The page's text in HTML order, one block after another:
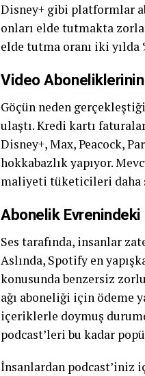
Disney+ gibi platformlar
onları elde tutmakta
elde tutma oranı iki yılda
Video
Göçün neden
ulaştı. Kredi kartı
Disney+, Max, Peacock,
hokkabazlık yapıyor.
maliyeti tüketicileri daha
Abonelik Evrenindeki
Ses tarafında, insanlar
Aslında, Spotify en
konusunda benzersiz
ağı aboneliği için ödeme
içeriklerle doymuş
podcast’leri bu kadar
İnsanlardan podcast’iniz